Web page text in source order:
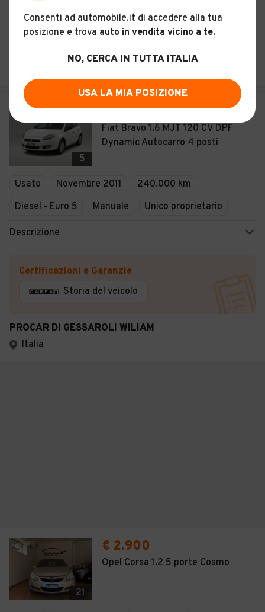
Storia del veicolo
PROCAR DI GESSAROLI WILIAM
5
€ 2.900
Fiat Bravo 1.6 MJT 120 CV DPF
Dynamic Autocarro 4 posti
Usato Novembre 2011
240.000 km
Diesel - Euro 5
Manuale Unico proprietario
Descrizione
Certificazioni e Garanzie
Storia del veicolo
PROCAR DI GESSAROLI WILIAM
Italia
21
€ 2.900
Opel Corsa 1.2 5 porte Cosmo
Consenti ad automobile.it di accedere alla tua
posizione e trova auto in vendita vicino a te.
NO, CERCA IN TUTTA ITALIA
USA LA MIA POSIZIONE